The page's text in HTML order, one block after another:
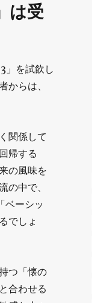
は受
」を試飲し
からは、
関係して
帰する
の風味を
の中で、
ベーシッ
でしょ
つ「懐の
合わせる